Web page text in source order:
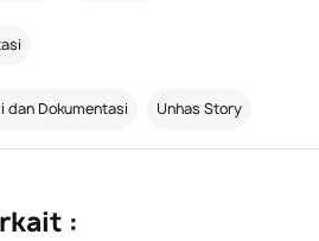
dan Dokumentasi Unhas Story
: